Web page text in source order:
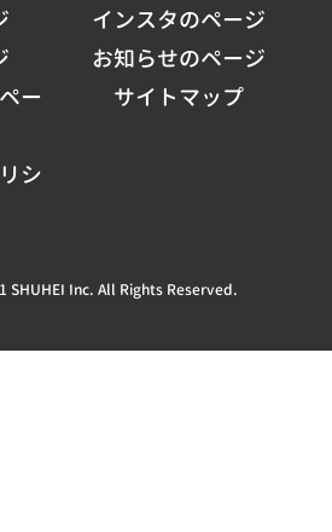
インスタのページ
お知らせのページ
ー
サイトマップ
シ
SHUHEI Inc. All Rights Reserved.